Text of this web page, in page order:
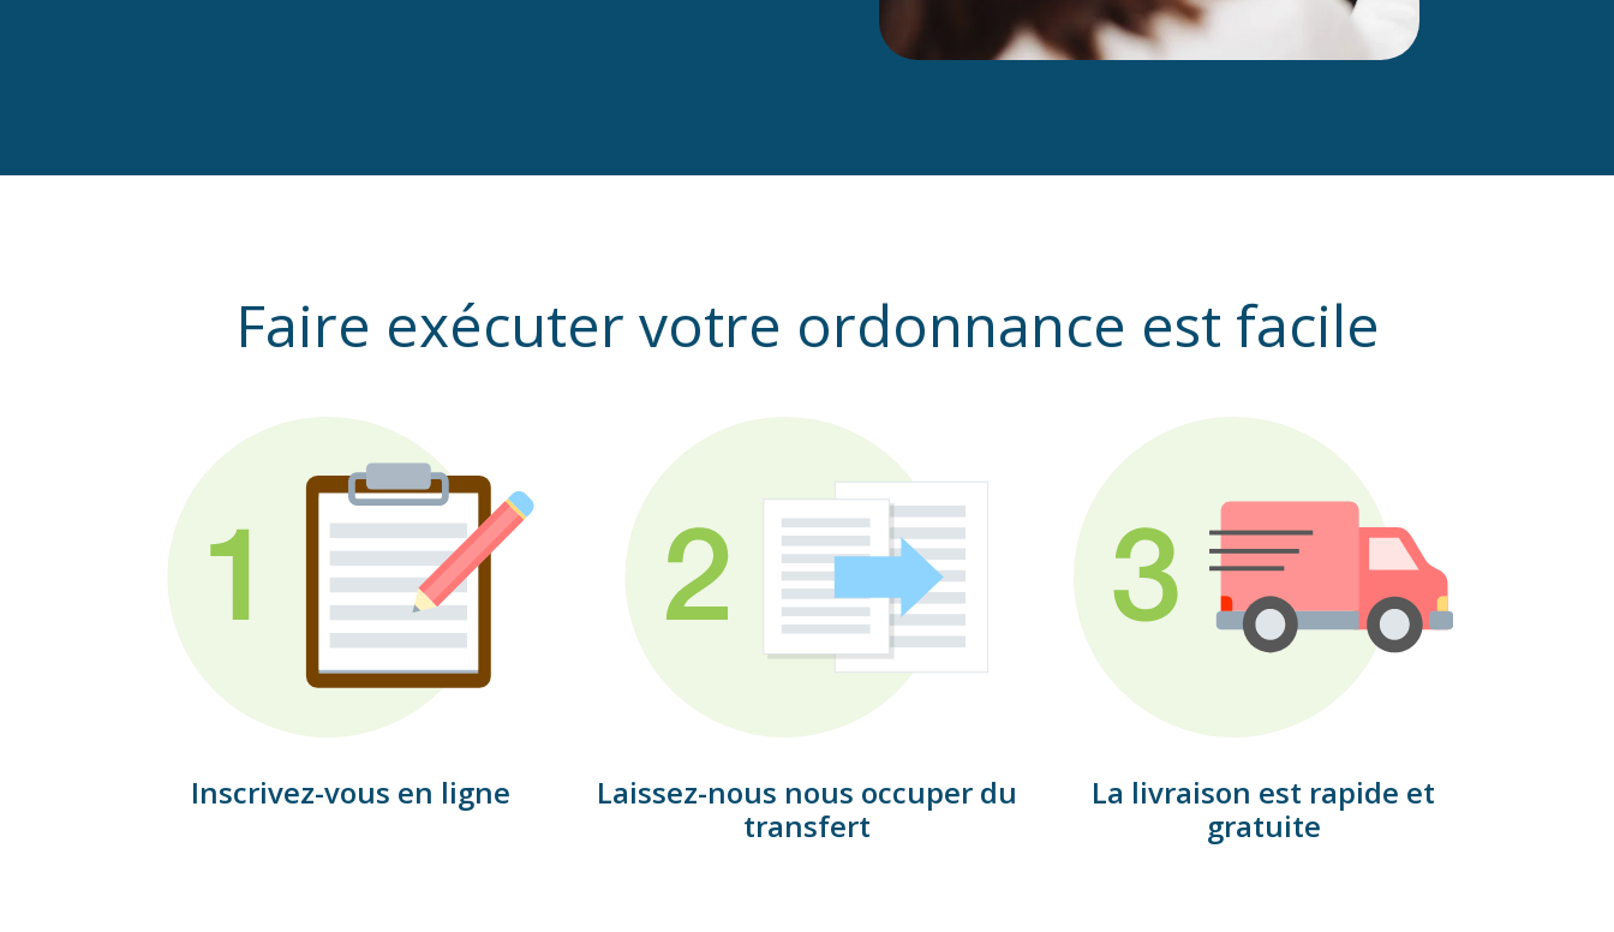
Faire exécuter votre ordonnance est facile
Inscrivez-vous en ligne
Laissez-nous nous occuper du
transfert
La livraison est rapide et
gratuite